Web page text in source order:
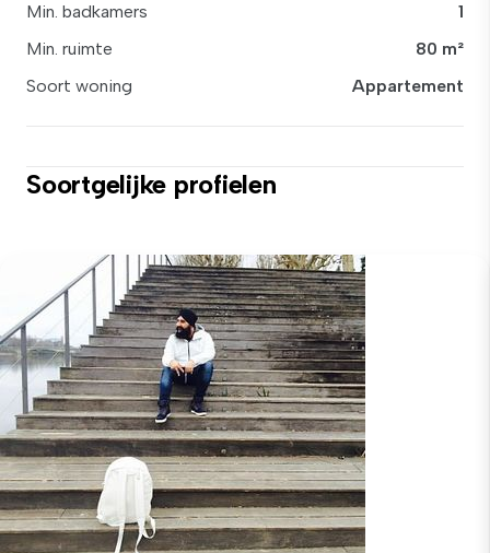
Min. badkamers
1
Min. ruimte
80 m²
Soort woning
Appartement
Soortgelijke profielen